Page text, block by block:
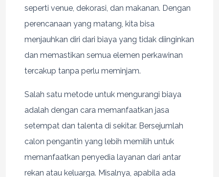
seperti venue, dekorasi, dan makanan. Dengan
perencanaan yang matang, kita bisa
menjauhkan diri dari biaya yang tidak diinginkan
dan memastikan semua elemen perkawinan
tercakup tanpa perlu meminjam.
Salah satu metode untuk mengurangi biaya
adalah dengan cara memanfaatkan jasa
setempat dan talenta di sekitar. Bersejumlah
calon pengantin yang lebih memilih untuk
memanfaatkan penyedia layanan dari antar
rekan atau keluarga. Misalnya, apabila ada